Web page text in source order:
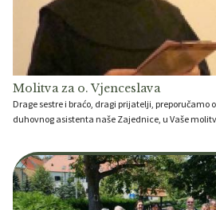
Molitva za o. Vjenceslava
Drage sestre i braćo, dragi prijatelji, preporučamo
duhovnog asistenta naše Zajednice, u Vaše